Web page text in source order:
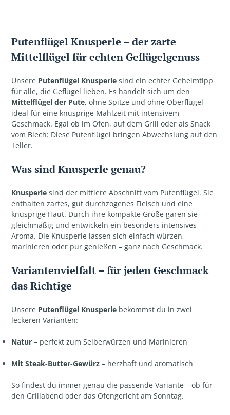
Putenflügel Knusperle – der zarte
Mittelflügel für echten Geflügelgenuss
Unsere Putenflügel Knusperle sind ein echter Geheimtipp
für alle, die Geflügel lieben. Es handelt sich um den
Mittelflügel der Pute, ohne Spitze und ohne Oberflügel –
ideal für eine knusprige Mahlzeit mit intensivem
Geschmack. Egal ob im Ofen, auf dem Grill oder als Snack
vom Blech: Diese Putenflügel bringen Abwechslung auf den
Teller.
Was sind Knusperle genau?
Knusperle sind der mittlere Abschnitt vom Putenflügel. Sie
enthalten zartes, gut durchzogenes Fleisch und eine
knusprige Haut. Durch ihre kompakte Größe garen sie
gleichmäßig und entwickeln ein besonders intensives
Aroma. Die Knusperle lassen sich einfach würzen,
marinieren oder pur genießen – ganz nach Geschmack.
Variantenvielfalt – für jeden Geschmack
das Richtige
Unsere Putenflügel Knusperle bekommst du in zwei
leckeren Varianten:
Natur – perfekt zum Selberwürzen und Marinieren
Mit Steak-Butter-Gewürz – herzhaft und aromatisch
So findest du immer genau die passende Variante – ob für
den Grillabend oder das Ofengericht am Sonntag.